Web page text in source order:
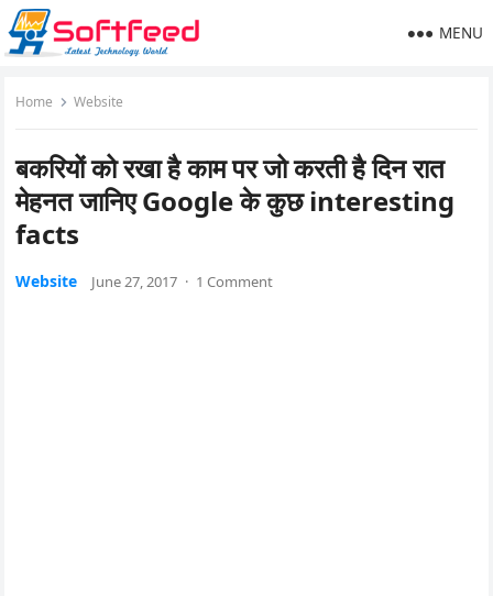
MENU
Home Website
बकरियों को रखा है काम पर जो करती है दिन रात
मेहनत जानिए Google के कुछ interesting
facts
Website June 27, 2017 · 1 Comment